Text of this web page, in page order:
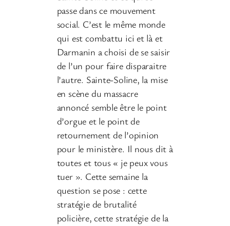
passe dans ce mouvement
social. C’est le même monde
qui est combattu ici et là et
Darmanin a choisi de se saisir
de l’un pour faire disparaitre
l’autre. Sainte-Soline, la mise
en scène du massacre
annoncé semble être le point
d’orgue et le point de
retournement de l’opinion
pour le ministère. Il nous dit à
toutes et tous « je peux vous
tuer ». Cette semaine la
question se pose : cette
stratégie de brutalité
policière, cette stratégie de la